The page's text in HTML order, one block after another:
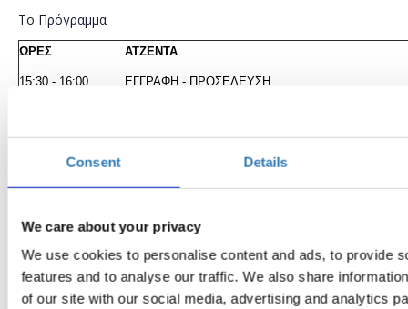
Consent Details
We care about your privacy
We use cookies to personalise content and ads, to provide
features and to analyse our traffic. We also share
of our site with our social media, advertising and analytics
Το Πρόγραμμα
ΩΡΕΣ ΑΤΖΕΝΤΑ
15:30 - 16:00 ΕΓΓΡΑΦΗ - ΠΡΟΣΕΛΕΥΣΗ
Φερενίκη Παναγοπούλου, LL.B., LL.M. (Athens),
(Harvard), Ειδική Επιστήμων Α.Π.Δ.Π.Χ.,
Βασικά χαρακτηριστικά Αναγκαιότητα – Πεδίο
Βασικοί ορισμοί (δεδομένα προσωπικού